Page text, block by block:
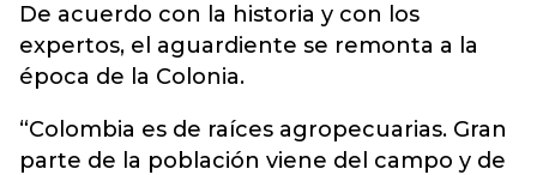
De acuerdo con la historia y con los
expertos, el aguardiente se remonta a la
época de la Colonia.
“Colombia es de raíces agropecuarias. Gran
parte de la población viene del campo y de